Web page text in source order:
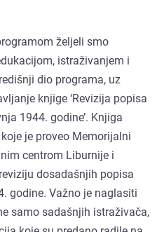
željeli smo
istraživanjem i
dio programa, uz
knjige ‘Revizija popisa
1944. godine’. Knjiga
je proveo Memorijalni
centrom Liburnije i
dosadašnjih popisa
godine. Važno je naglasiti
samo sadašnjih istraživača,